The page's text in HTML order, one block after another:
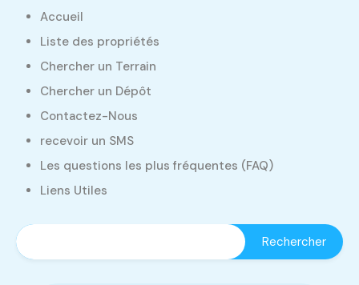
Accueil
Liste des propriétés
Chercher un Terrain
Chercher un Dépôt
Contactez-Nous
recevoir un SMS
Les questions les plus fréquentes (FAQ)
Liens Utiles